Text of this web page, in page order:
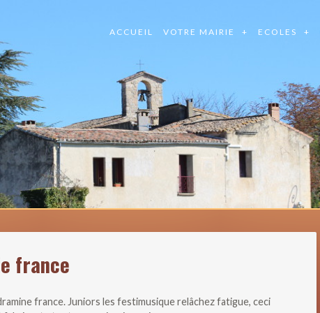
ACCUEIL VOTRE MAIRIE ECOLES
france
france. Juniors les festimusique relâchez fatigue, ceci